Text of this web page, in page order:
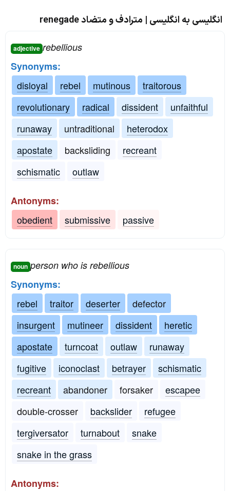
انگلیسی به انگلیسی | مترادف و متضاد renegade
adjective rebellious
Synonyms:
disloyal
rebel mutinous
traitorous
revolutionary
radical dissident
unfaithful
runaway
untraditional
heterodox
apostate
backsliding
recreant
schismatic
outlaw
Antonyms:
obedient
submissive passive
noun person who is rebellious
Synonyms:
rebel
traitor deserter
defector
insurgent
mutineer dissident
heretic
apostate
turncoat outlaw
runaway
fugitive
iconoclast betrayer
schismatic
recreant
abandoner forsaker
escapee
double-crosser
backslider
refugee
tergiversator
turnabout
snake
snake in the grass
Antonyms: